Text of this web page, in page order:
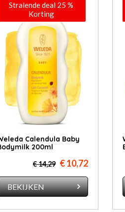
Stralende deal 25 %
Korting
Calendula Baby
200ml
€ 14,29 € 10,72
BEKIJKEN